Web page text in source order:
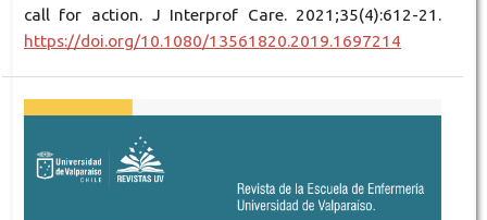
call for action. J Interprof Care. 2021;35(4):612-21.
https://doi.org/10.1080/13561820.2019.1697214